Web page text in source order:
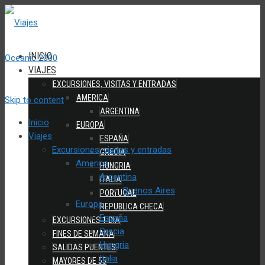
INICIO
VIAJES
EXCURSIONES, VISITAS Y ENTRADAS
AMERICA
ARGENTINA
EUROPA
ESPAÑA
GRECIA
HUNGRIA
ITALIA
PORTUGAL
REPUBLICA CHECA
EXCURSIONES 1 DIA
FINES DE SEMANA
SALIDAS PUENTES
MAYORES DE 55
Skip to content
Inicio
Viajes
Excursiones, visitas y entradas
America
Argentina
Buenos Aires
Europa
España
Grecia
Hungria
Italia